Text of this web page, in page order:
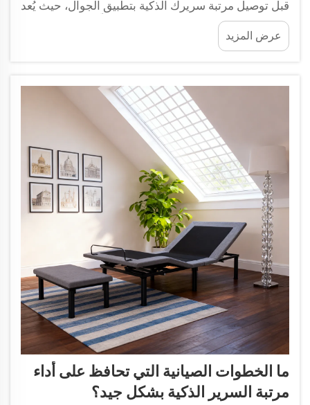
قبل توصيل مرتبة سريرك الذكية بتطبيق الجوال، حيث يُعد
التحضير السليم أمرًا بالغ الأهمية، وقد تعلّمتُ ذلك عندما
الخاصة بي ونسيتُ التحقق من...
عرض المزيد
ما الخطوات الصيانية التي تحافظ على أداء
مرتبة السرير الذكية بشكل جيد؟